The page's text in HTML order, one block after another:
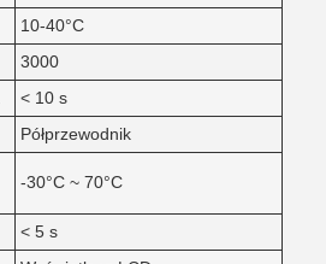
10-40°C
3000
< 10 s
Półprzewodnik
-30°C ~ 70°C
< 5 s